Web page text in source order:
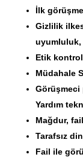
İlk
Gizlilik
Etik
Müdahale
Görüşmeci
Yardım
Mağdur,
Tarafsız
Fail ile